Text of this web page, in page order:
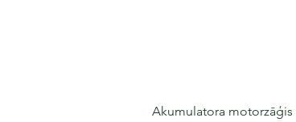
Akumulatora motorzāģis